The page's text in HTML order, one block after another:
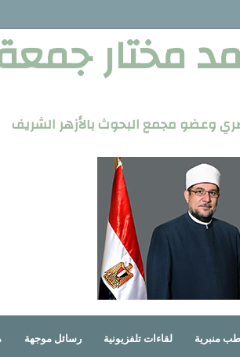
مختار
وعضو مجمع البحوث بالأزهر الشريف
منبرية لقاءات تلفزيونية رسائل موجهة